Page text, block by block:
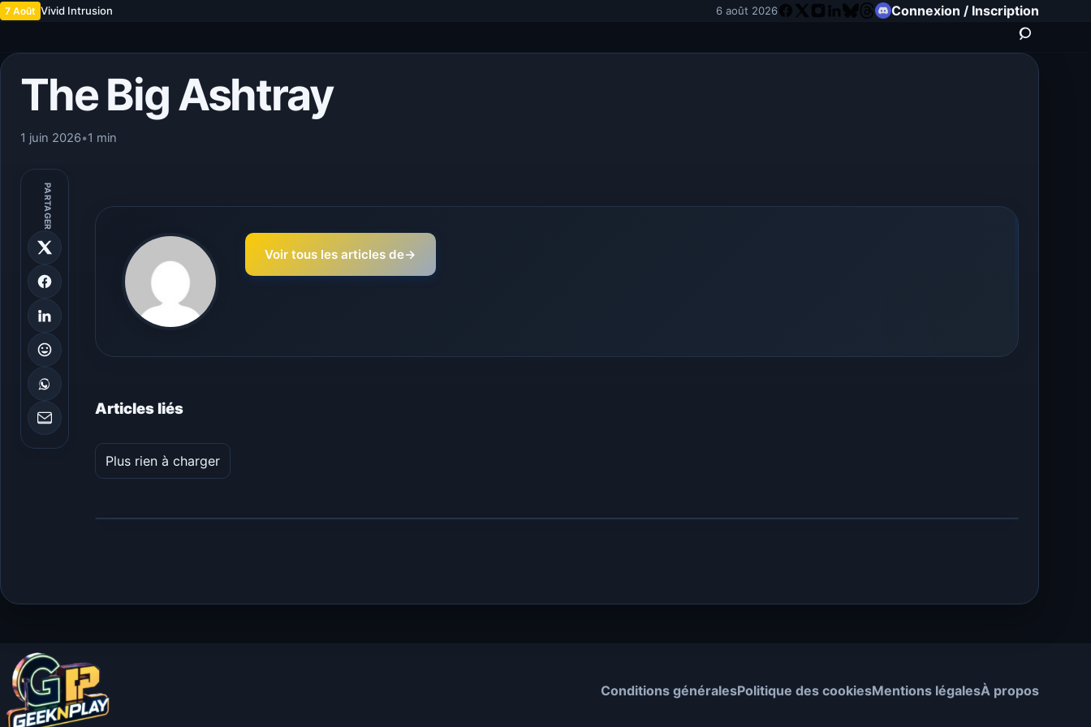
7 Août Vivid Intrusion 6 août 2026 Connexion / Inscription
The Big Ashtray
1 juin 2026•1 min
PARTAGER
Voir tous les articles de→
Articles liés
Plus rien à charger
Conditions généralesPolitique des cookiesMentions légalesÀ propos